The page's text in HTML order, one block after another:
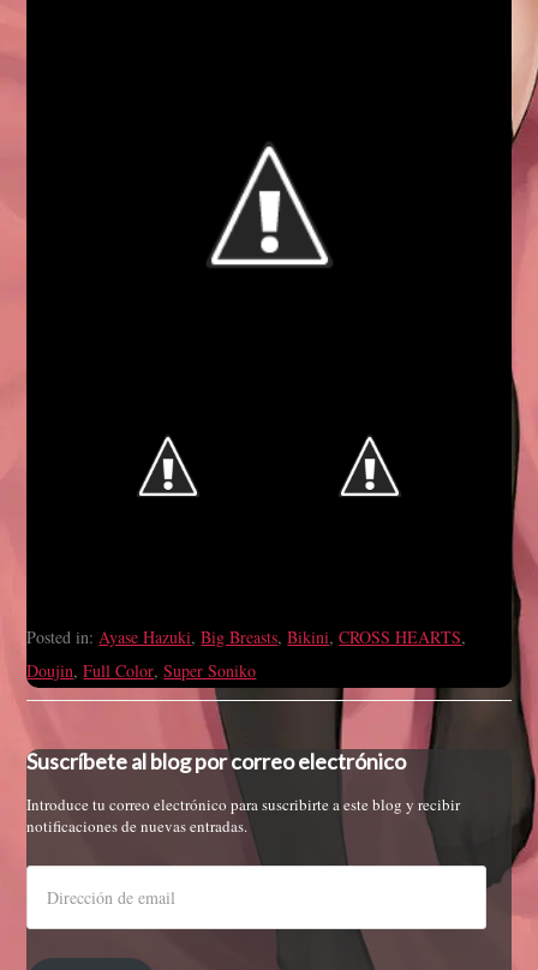
Posted in:Ayase Hazuki,Big Breasts,Bikini,CROSS HEARTS,
Doujin,Full Color,Super Soniko
Suscríbete al blog por correo electrónico
Introduce tu correo electrónico para suscribirte a este blog y recibir
notificaciones de nuevas entradas.